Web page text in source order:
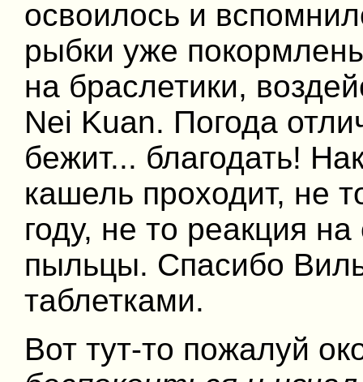
освоилось и
рыбки уже
на браслетики,
Nei Kuan. Погода
бежит... благодать!
кашель проходит, не
году, не то реакция
пыльцы. Спасибо
таблетками.
Вот тут-то пожалуй